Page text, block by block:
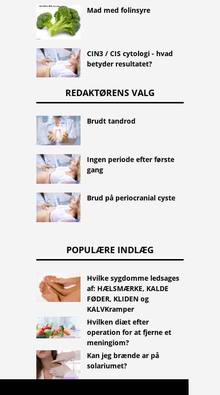
Mad med folinsyre
CIN3 / CIS cytologi - hvad
betyder resultatet?
REDAKTØRENS VALG
Brudt tandrod
Ingen periode efter første
gang
Brud på periocranial cyste
POPULÆRE INDLÆG
Hvilke sygdomme ledsages
af: HÆLSMÆRKE, KALDE
FØDER, KLIDEN og
KALVKramper
Hvilken diæt efter
operation for at fjerne et
meningiom?
Kan jeg brænde ar på
solariumet?